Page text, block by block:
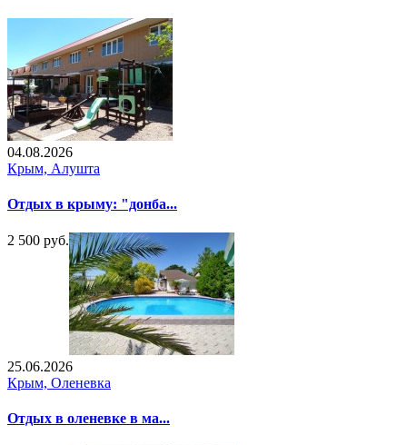
04.08.2026
Крым, Алушта
Отдых в крыму: "донба...
2 500 руб.
25.06.2026
Крым, Оленевка
Отдых в оленевке в ма...